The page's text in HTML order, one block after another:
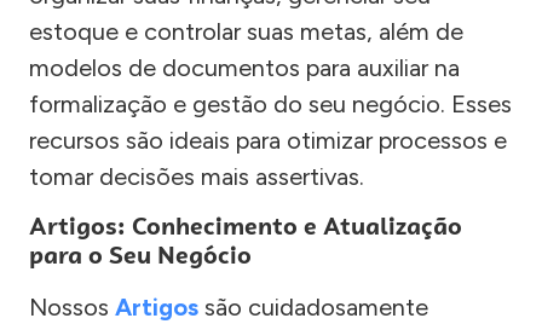
estoque e controlar suas metas, além de
modelos de documentos para auxiliar na
formalização e gestão do seu negócio. Esses
recursos são ideais para otimizar processos e
tomar decisões mais assertivas.
Artigos: Conhecimento e Atualização
para o Seu Negócio
Nossos Artigos são cuidadosamente